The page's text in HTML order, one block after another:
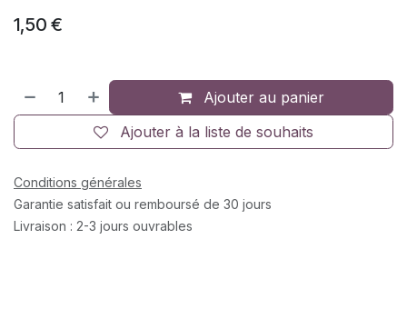
1,50 €
Ajouter au panier
Ajouter à la liste de souhaits
Conditions générales
Garantie satisfait ou remboursé de 30 jours
Livraison : 2-3 jours ouvrables